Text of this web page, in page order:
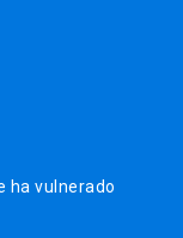
ha vulnerado